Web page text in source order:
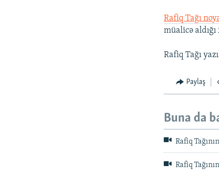
Rafiq Tağı
müalicə
Rafiq Tağı
Paylaş
Buna da
Rafiq
Rafiq